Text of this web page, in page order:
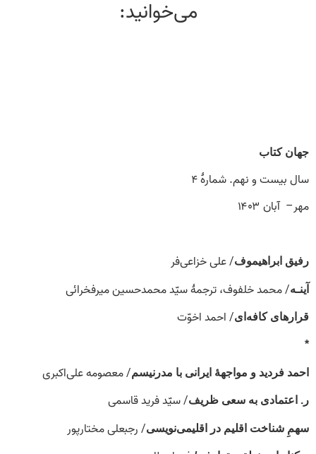
می‌خوانید:
جهان کتاب
سال بیست و نهم. شمارۀ ۴
مهر– آبان ۱۴۰۳
رفیق ابراهیموف/ علی خزاعی‌فر
آینـه/ محمد خلفوف، ترجمۀ سیّد محمدحسین میرفخرائی
قرارهای کافه‌ای/ احمد اخوّت
*
احمد فردید و مواجهۀ ایرانی با مدرنیسم/ معصومه علی‌اکبری
ر. اعتمادی به سعی ظریف/ سیّد فرید قاسمی
سهمِ شناخت اقلیم در اقلیمی‌نویسی/ رجبعلی مختارپور